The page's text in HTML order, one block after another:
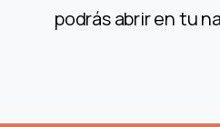
podrás abrir en tu